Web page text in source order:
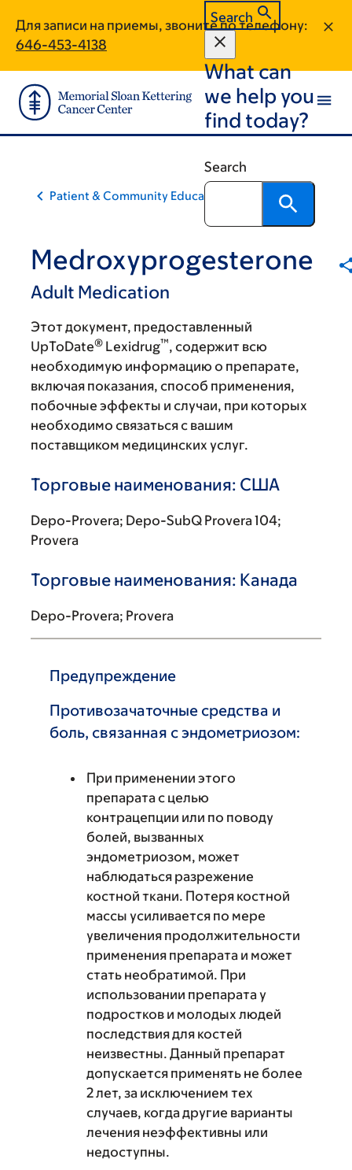
main
content
footer
Для записи на приемы, звоните по телефону:
646-453-4138
Search
What can
we help you
find today?
Search
Patient & Community Education
Medroxyprogesterone
Adult Medication
Этот документ, предоставленный
UpToDate® Lexidrug™, содержит всю
необходимую информацию о препарате,
включая показания, способ применения,
побочные эффекты и случаи, при которых
необходимо связаться с вашим
поставщиком медицинских услуг.
Торговые наименования: США
Depo-Provera; Depo-SubQ Provera 104;
Provera
Торговые наименования: Канада
Depo-Provera; Provera
Предупреждение
Противозачаточные средства и
боль, связанная с эндометриозом:
При применении этого
препарата с целью
контрацепции или по поводу
болей, вызванных
эндометриозом, может
наблюдаться разрежение
костной ткани. Потеря костной
массы усиливается по мере
увеличения продолжительности
применения препарата и может
стать необратимой. При
использовании препарата у
подростков и молодых людей
последствия для костей
неизвестны. Данный препарат
допускается применять не более
2 лет, за исключением тех
случаев, когда другие варианты
лечения неэффективны или
недоступны.